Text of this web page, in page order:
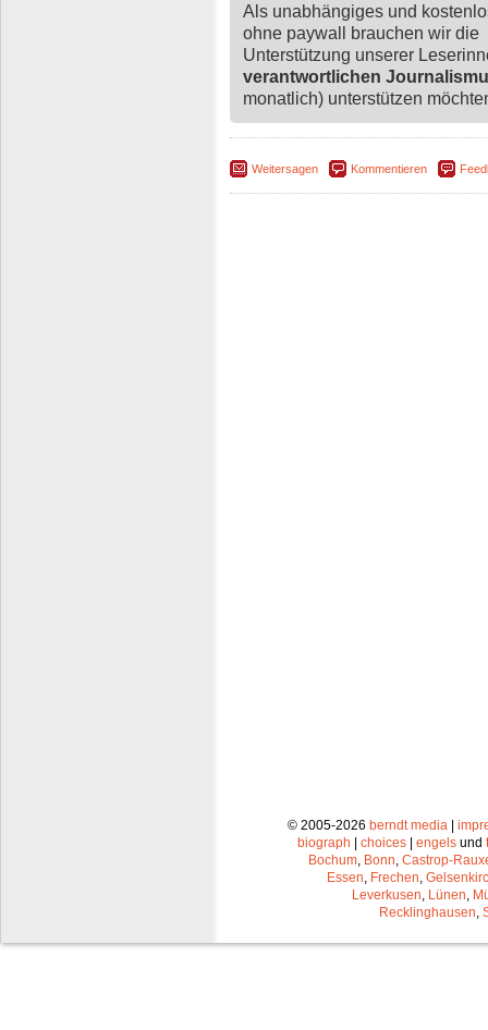
Als unabhängiges und
ohne paywall brauchen wir die
Unterstützung unserer
verantwortlichen
monatlich) unterstützen
Weitersagen Kommentieren
© 2005-2026 berndt media |
biograph | choices | engels und
Bochum Bonn Castrop-
Essen Frechen
Leverkusen Lünen
Recklinghausen